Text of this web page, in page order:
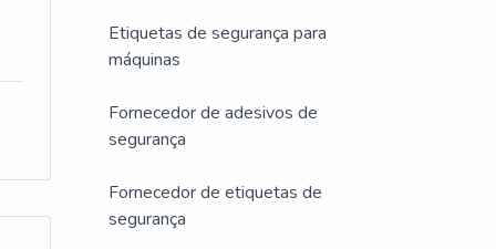
Etiquetas de segurança para
máquinas
Fornecedor de adesivos de
segurança
Fornecedor de etiquetas de
segurança